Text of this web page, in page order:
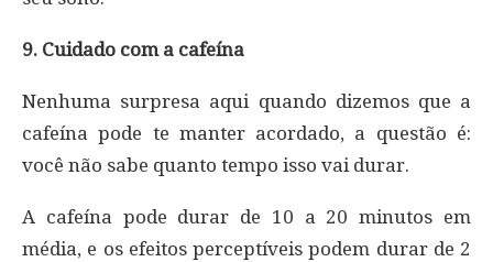
9. Cuidado com a cafeína
Nenhuma surpresa aqui quando dizemos que a
cafeína pode te manter acordado, a questão é:
você não sabe quanto tempo isso vai durar.
A cafeína pode durar de 10 a 20 minutos em
média, e os efeitos perceptíveis podem durar de 2